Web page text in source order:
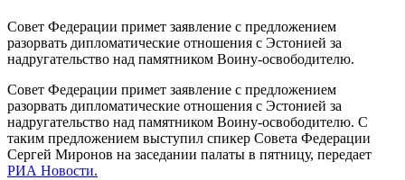
Совет Федерации примет заявление с предложением
разорвать дипломатические отношения с Эстонией за
надругательство над памятником Воину-освободителю.
Совет Федерации примет заявление с предложением
разорвать дипломатические отношения с Эстонией за
надругательство над памятником Воину-освободителю. С
таким предложением выступил спикер Совета Федерации
Сергей Миронов на заседании палаты в пятницу, передает
РИА Новости.